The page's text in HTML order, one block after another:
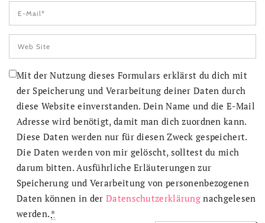
Mit der Nutzung dieses Formulars erklärst du dich mit
der Speicherung und Verarbeitung deiner Daten durch
diese Website einverstanden. Dein Name und die E-Mail
Adresse wird benötigt, damit man dich zuordnen kann.
Diese Daten werden nur für diesen Zweck gespeichert.
Die Daten werden von mir gelöscht, solltest du mich
darum bitten. Ausführliche Erläuterungen zur
Speicherung und Verarbeitung von personenbezogenen
Daten können in derDatenschutzerklärung nachgelesen
werden. *